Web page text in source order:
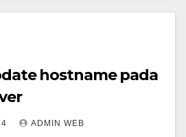
hostname pada
ADMIN WEB